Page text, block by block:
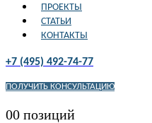
ПРОЕКТЫ
СТАТЬИ
КОНТАКТЫ
+7 (495) 492-74-77
ПОЛУЧИТЬ КОНСУЛЬТАЦИЮ
00 позиций